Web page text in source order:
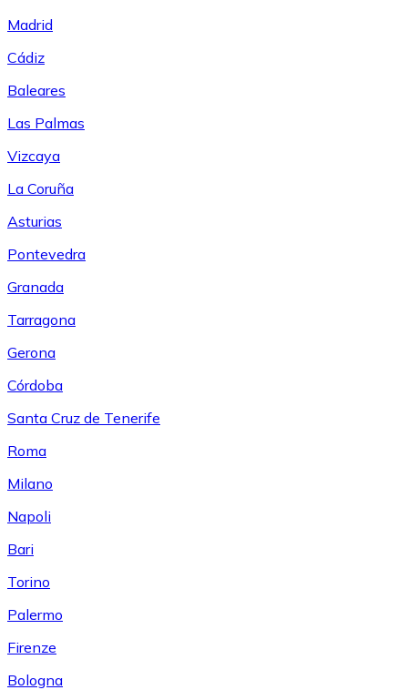
Madrid
Cádiz
Baleares
Las Palmas
Vizcaya
La Coruña
Asturias
Pontevedra
Granada
Tarragona
Gerona
Córdoba
Santa Cruz de Tenerife
Roma
Milano
Napoli
Bari
Torino
Palermo
Firenze
Bologna